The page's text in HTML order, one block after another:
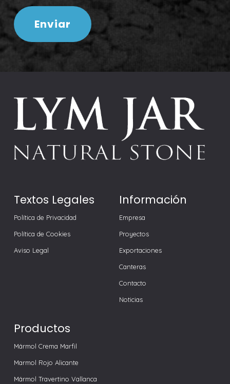
Textos Legales
Política de Privacidad
Política de Cookies
Aviso Legal
Información
Empresa
Proyectos
Exportaciones
Canteras
Contacto
Noticias
Productos
Mármol Crema Marfil
Marmol Rojo Alicante
Mármol Travertino Vallanca